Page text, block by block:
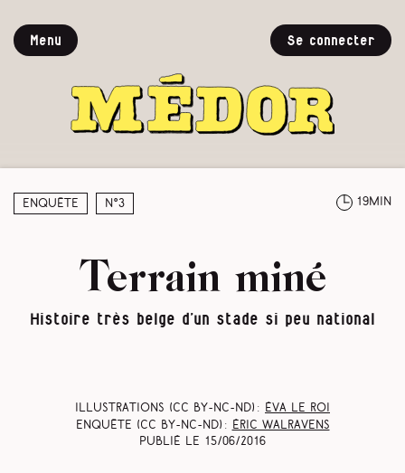
Menu Se connecter
Enquête N°3 19min
Terrain miné
Histoire très belge d’un stade si peu national
Illustrations (CC BY-NC-ND) :
Éva Le Roi
Enquête (CC BY-NC-ND) :
Éric Walravens
Publié le 15/06/2016